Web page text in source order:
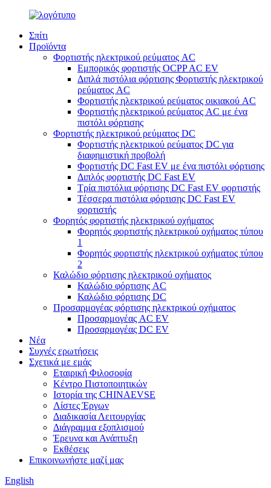
Σπίτι
Προϊόντα
Φορτιστής ηλεκτρικού ρεύματος AC
Εμπορικός φορτιστής OCPP AC EV
Διπλά πιστόλια φόρτισης Φορτιστής ηλεκτρικού
ρεύματος AC
Φορτιστής ηλεκτρικού ρεύματος οικιακού AC
Φορτιστής ηλεκτρικού ρεύματος AC με ένα
πιστόλι φόρτισης
Φορτιστής ηλεκτρικού ρεύματος DC
Φορτιστής ηλεκτρικού ρεύματος DC για
διαφημιστική προβολή
Φορτιστής DC Fast EV με ένα πιστόλι φόρτισης
Διπλός φορτιστής DC Fast EV
Τρία πιστόλια φόρτισης DC Fast EV φορτιστής
Τέσσερα πιστόλια φόρτισης DC Fast EV
φορτιστής
Φορητός φορτιστής ηλεκτρικού οχήματος
Φορητός φορτιστής ηλεκτρικού οχήματος τύπου
1
Φορητός φορτιστής ηλεκτρικού οχήματος τύπου
2
Καλώδιο φόρτισης ηλεκτρικού οχήματος
Καλώδιο φόρτισης AC
Καλώδιο φόρτισης DC
Προσαρμογέας φόρτισης ηλεκτρικού οχήματος
Προσαρμογέας AC EV
Προσαρμογέας DC EV
Νέα
Συχνές ερωτήσεις
Σχετικά με εμάς
Εταιρική Φιλοσοφία
Κέντρο Πιστοποιητικών
Ιστορία της CHINAEVSE
Λίστες Έργων
Διαδικασία Λειτουργίας
Διάγραμμα εξοπλισμού
Έρευνα και Ανάπτυξη
Εκθέσεις
Επικοινωνήστε μαζί μας
English